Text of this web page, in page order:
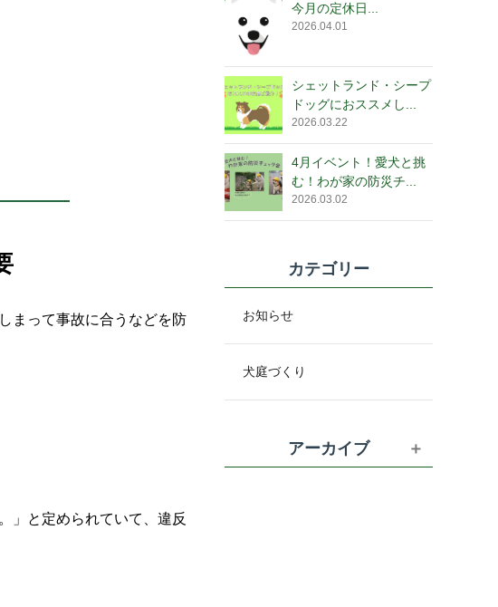
まって事故に合うなどを防
」と定められていて、違反
今月の定休日...
2026.04.01
シェットランド・シープ
ドッグにおススメし...
2026.03.22
4月イベント！愛犬と挑
む！わが家の防災チ...
2026.03.02
カテゴリー
お知らせ
犬庭づくり
アーカイブ